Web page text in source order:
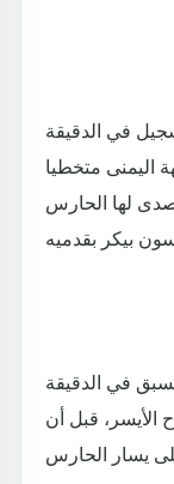
في الدقيقة
اليمنى متخطيا
لها الحارس
في الدقيقة
الأيسر، قبل أن